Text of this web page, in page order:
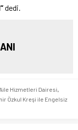
dedi.
Aile Hizmetleri Dairesi,
Özkul Kreşi ile Engelsiz